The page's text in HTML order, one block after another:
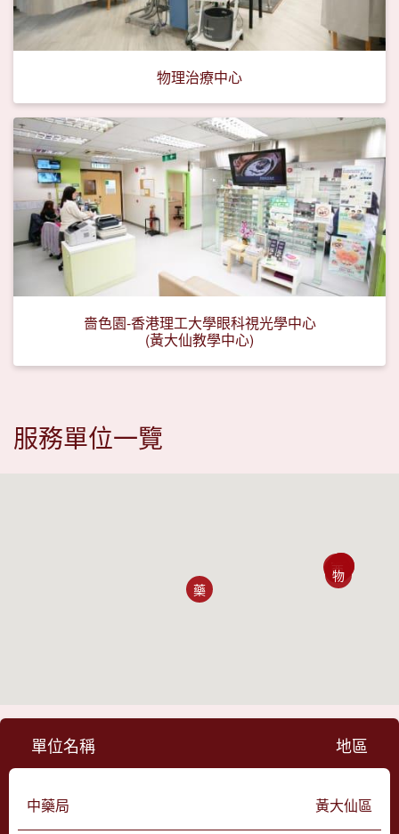
物理治療中心
嗇色園-香港理工大學眼科視光學中心
(黃大仙教學中心)
服務單位一覽
藥
中
西
牙
物
眼
單位名稱 地區
中藥局 黃大仙區